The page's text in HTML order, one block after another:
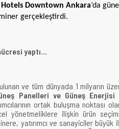
Downtown Ankara’da
gerçekleştirdi.
yaptı…
ve tüm dünyada 1 milyarın
Panelleri ve Güneş Enerjisi
ortak buluşma noktası
yönetmeliklere ilişkin ürün
yatırımcı ve sanayiciler büyük